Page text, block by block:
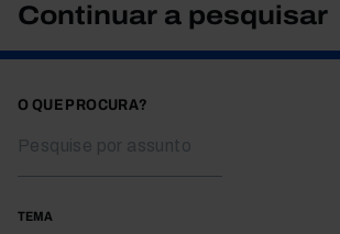
Continuar a pesquisar
O QUE PROCURA?
TEMA